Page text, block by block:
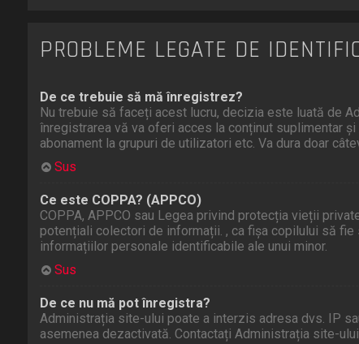
PROBLEME LEGATE DE
De ce trebuie să mă înregistrez?
Nu trebuie să faceți acest lucru, decizia este luată de
înregistrarea vă va oferi acces la conținut suplimentar
abonament la grupuri de utilizatori etc. Va dura doar
Sus
Ce este COPPA? (APPCO)
COPPA, APPCO sau Legea privind protecția vieții
potențiali colectori de informații. , ca fișa copilului să
informațiilor personale identificabile ale unui minor.
Sus
De ce nu mă pot înregistra?
Administrația site-ului poate a interzis adresa dvs. IP
asemenea dezactivată. Contactați Administrația site-